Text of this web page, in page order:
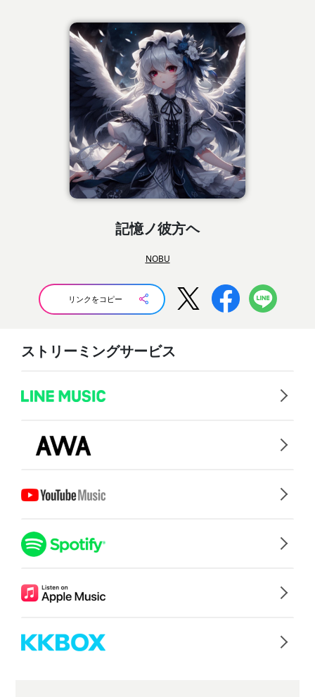
記憶ノ彼方ヘ
NOBU
リンクをコピー
ストリーミングサービス